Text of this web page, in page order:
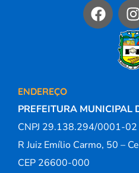
ENDEREÇO
PREFEITURA MUNICIPAL
CNPJ 29.138.294/0001-02
R Juiz Emílio Carmo, 50 –
CEP 26600-000